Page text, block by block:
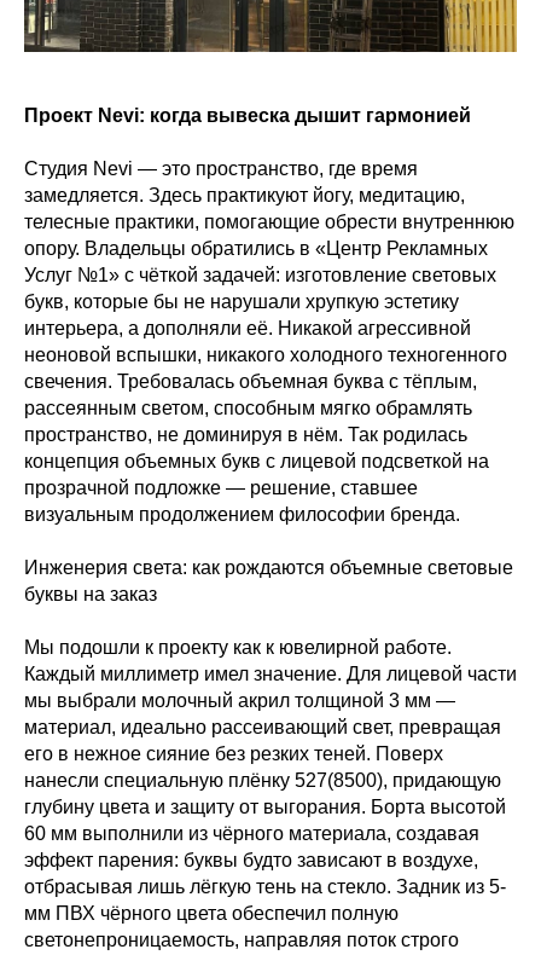
Проект Nevi: когда вывеска дышит гармонией
Студия Nevi — это пространство, где время
замедляется. Здесь практикуют йогу, медитацию,
телесные практики, помогающие обрести внутреннюю
опору. Владельцы обратились в «Центр Рекламных
Услуг №1» с чёткой задачей: изготовление световых
букв, которые бы не нарушали хрупкую эстетику
интерьера, а дополняли её. Никакой агрессивной
неоновой вспышки, никакого холодного техногенного
свечения. Требовалась объемная буква с тёплым,
рассеянным светом, способным мягко обрамлять
пространство, не доминируя в нём. Так родилась
концепция объемных букв с лицевой подсветкой на
прозрачной подложке — решение, ставшее
визуальным продолжением философии бренда.
Инженерия света: как рождаются объемные световые
буквы на заказ
Мы подошли к проекту как к ювелирной работе.
Каждый миллиметр имел значение. Для лицевой части
мы выбрали молочный акрил толщиной 3 мм —
материал, идеально рассеивающий свет, превращая
его в нежное сияние без резких теней. Поверх
нанесли специальную плёнку 527(8500), придающую
глубину цвета и защиту от выгорания. Борта высотой
60 мм выполнили из чёрного материала, создавая
эффект парения: буквы будто зависают в воздухе,
отбрасывая лишь лёгкую тень на стекло. Задник из 5-
мм ПВХ чёрного цвета обеспечил полную
светонепроницаемость, направляя поток строго